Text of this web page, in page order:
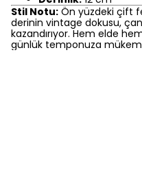
Stil Notu: Ön yüzdeki çift
derinin vintage dokusu,
kazandırıyor. Hem elde
günlük temponuza